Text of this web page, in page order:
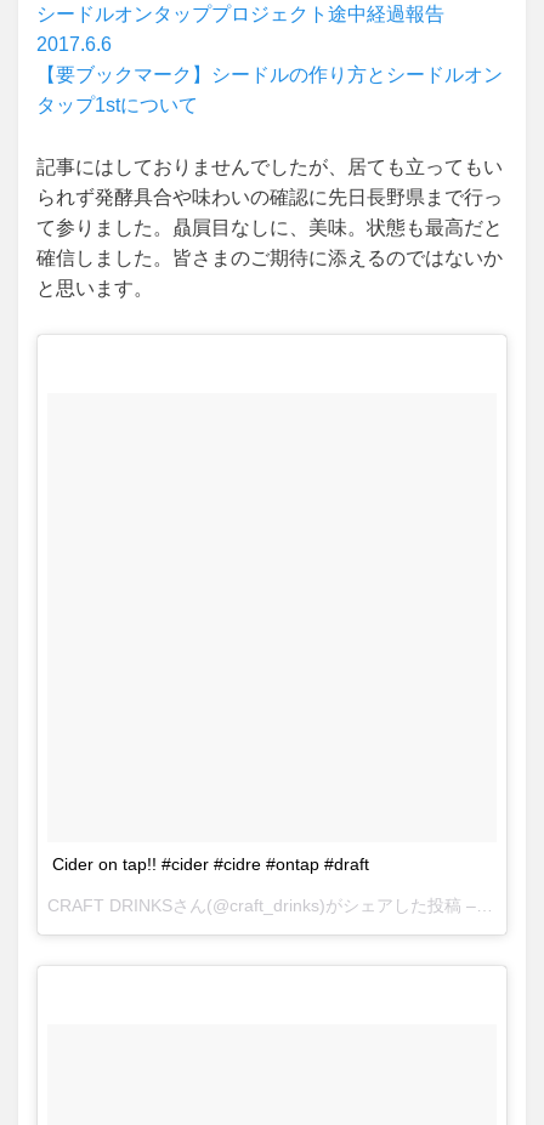
シードルオンタッププロジェクト途中経過報告
2017.6.6
【要ブックマーク】シードルの作り方とシードルオン
タップ1stについて
記事にはしておりませんでしたが、居ても立ってもい
られず発酵具合や味わいの確認に先日長野県まで行っ
て参りました。贔屓目なしに、美味。状態も最高だと
確信しました。皆さまのご期待に添えるのではないか
と思います。
Cider on tap!! #cider #cidre #ontap #draft